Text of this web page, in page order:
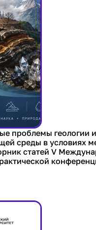
проблемы геологии
среды в условиях
статей V